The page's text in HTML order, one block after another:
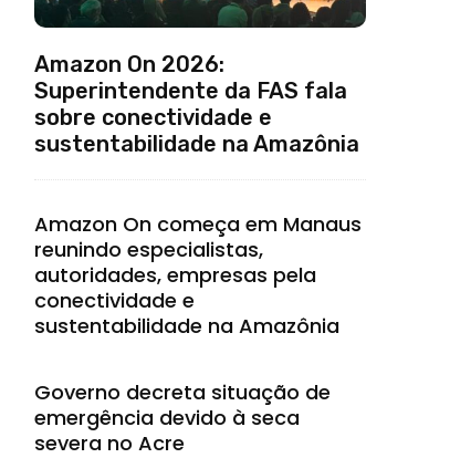
Amazon On 2026:
Superintendente da FAS fala
sobre conectividade e
sustentabilidade na Amazônia
Amazon On começa em Manaus
reunindo especialistas,
autoridades, empresas pela
conectividade e
sustentabilidade na Amazônia
Governo decreta situação de
emergência devido à seca
severa no Acre